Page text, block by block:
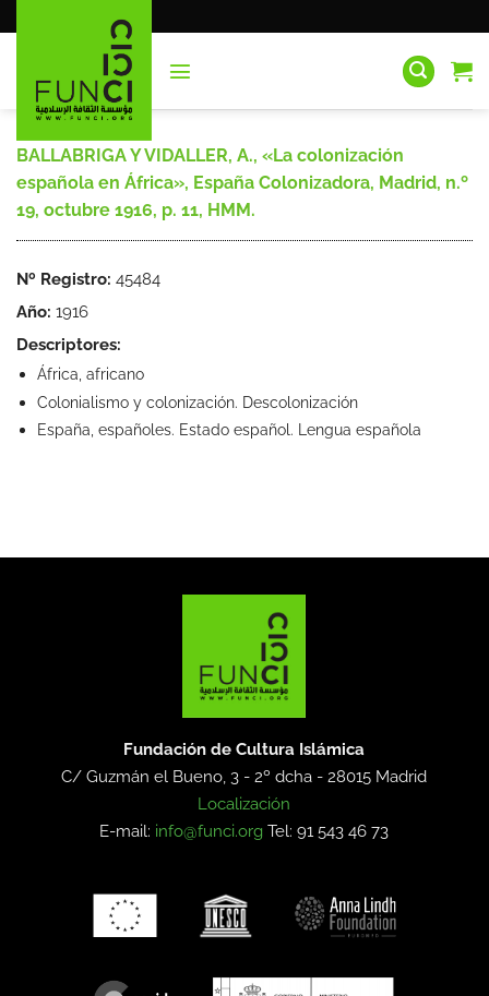
al
BALLABRIGA Y VIDALLER, A., «La colonización
española en África», España Colonizadora, Madrid, n.º
19, octubre 1916, p. 11, HMM.
Nº Registro: 45484
Año: 1916
Descriptores:
África, africano
Colonialismo y colonización. Descolonización
España, españoles. Estado español. Lengua española
Fundación de Cultura Islámica
C/ Guzmán el Bueno, 3 - 2º dcha -28015 Madrid
Localización
E-mail: info@funci.org Tel: 91 543 46 73